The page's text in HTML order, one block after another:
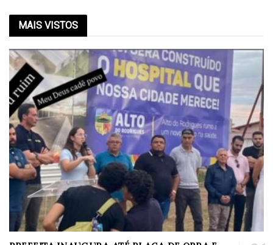
MAIS VISTOS